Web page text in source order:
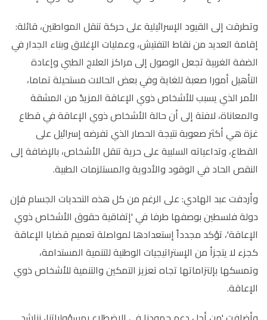
وتطرقت إلى القيود الإسرائيلية على حركة تنقل المواطنين، قائلة:
إقامة العديد من نقاط التفتيش، وعمليات الإغلاق وبناء الجدار في
الضفة الغربية تجعل الوصول إلى مراكز العلاج الطبي وإعادة
التأهيل أمورا صعبة للغاية وفي بعض الحالات مستحيلة تماما،
الأمر الذي يسبب للأشخاص ذوي الإعاقة المزيدً من المشقة
والمعاناة، لافتة إلى أن حالة الأشخاص ذوي الإعاقة في قطاع
غزة هي أكثر صعوبة نتيجة الحصار الذي تفرضه إسرائيل على
القطاع، وتداعياته السلبية على حرية تنقل الأشخاص، بالإضافة إلى
النقص الحاد في ​​الوقود والأدوية والمستلزمات الطبية.
وأردفت عبد الهادي: على الرغم من كل هذه التحديات الجسام فإن
دولة فلسطين بوصفها طرفا في 'إتفاقية حقوق الأشخاص ذوي
الإعاقة'، تؤكد مجدداً إستعدادها لمواصلة تعميم قضايا الإعاقة
كجزء لا يتجزأ من الإستراتيجيات الوطنية للتنمية المستدامة،
وتمسكها بإلتزاماتها تجاه تعزيز التمكين والتنمية للأشخاص ذوي
الإعاقة.